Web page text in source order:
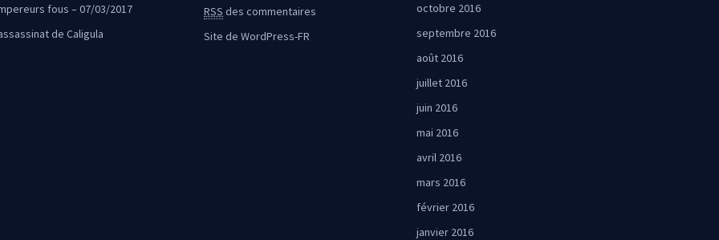
fous – 07/03/2017
de Caligula
octobre 2016
septembre 2016
août 2016
juillet 2016
juin 2016
mai 2016
avril 2016
mars 2016
février 2016
janvier 2016
RSS des commentaires
Site de WordPress-FR